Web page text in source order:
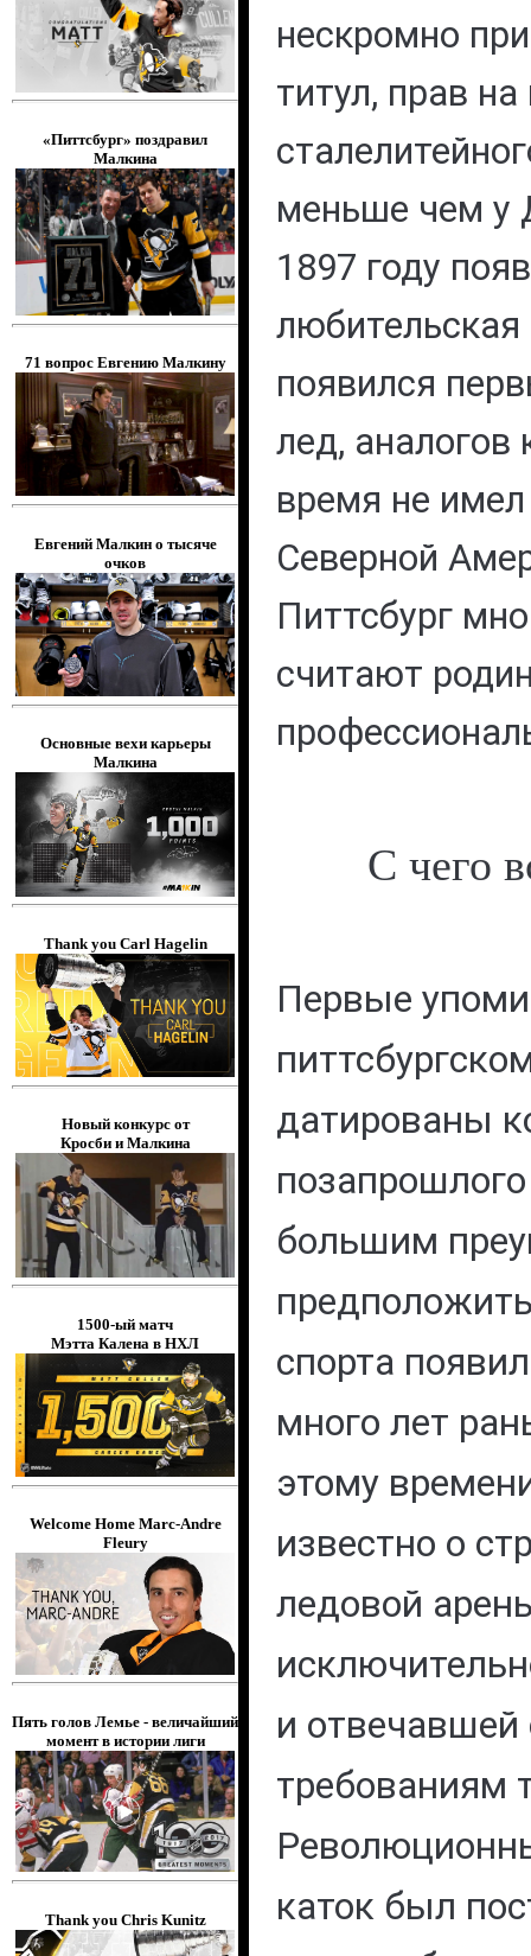
«Питтсбург» поздравил
Малкина
71 вопрос Евгению Малкину
Евгений Малкин о тысяче
очков
Основные вехи карьеры
Малкина
Thank you Carl Hagelin
Новый конкурс от
Кросби и Малкина
1500-ый матч
Мэтта Калена в НХЛ
Welcome Home Marc-Andre
Fleury
Пять голов Лемье - величайший
момент в истории лиги
Thank you Chris Kunitz
нескромно
титул, прав
меньше чем у
1897 году
появился
лед, аналогов
время не
Северной
Питтсбург
считают
С чего
Первые
датированы
большим
спорта
много лет
этому
известно о
ледовой
и
требованиям
каток был